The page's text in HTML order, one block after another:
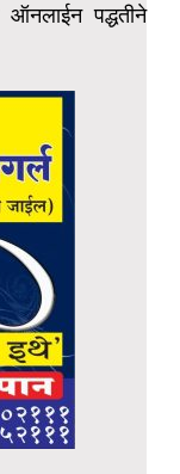
ऑनलाईन पद्धतीने